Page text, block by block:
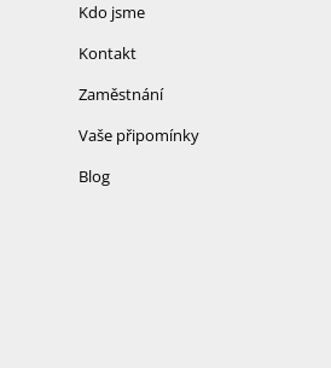
Kdo jsme
Kontakt
Zaměstnání
Vaše připomínky
Blog